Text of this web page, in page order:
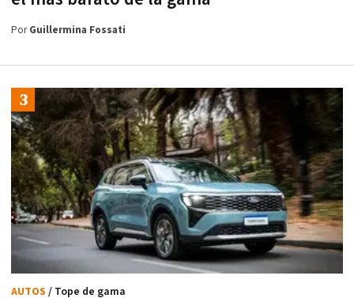
PorGuillermina Fossati
AUTOS / Tope de gama